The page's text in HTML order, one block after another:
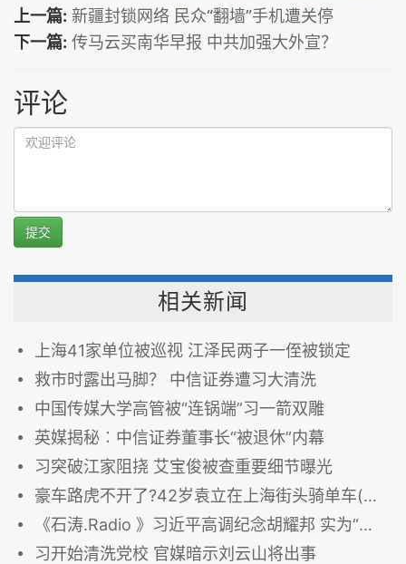
上一篇: 新疆封锁网络 民众“翻墙”手机遭关停
下一篇: 传马云买南华早报 中共加强大外宣？
评论
提交
相关新闻
上海41家单位被巡视 江泽民两子一侄被锁定
救市时露出马脚？ 中信证券遭习大清洗
中国传媒大学高管被“连锅端”习一箭双雕
英媒揭秘︰中信证券董事长“被退休”内幕
习突破江家阻挠 艾宝俊被查重要细节曝光
豪车路虎不开了?42岁袁立在上海街头骑单车(组图)
《石涛.Radio 》习近平高调纪念胡耀邦 实为“剑道在剑外”
习开始清洗党校 官媒暗示刘云山将出事